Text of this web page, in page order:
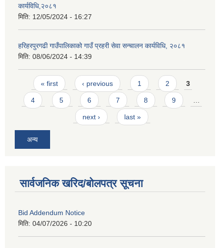
कार्यविधि,२०८१
मिति: 12/05/2024 - 16:27
हरिहरपुरगढी गाउँपालिकाको गाउँ प्रहरी सेवा सन्चालन कार्यविधि, २०८१
मिति: 08/06/2024 - 14:39
Pages
« first ‹ previous 1 2 3
4 5 6 7 8 9
next › last »
अन्य
सार्वजनिक खरिद/बोलपत्र सूचना
Bid Addendum Notice
मिति: 04/07/2026 - 10:20